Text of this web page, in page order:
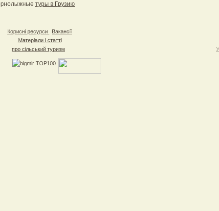
туры в Грузию
Корисні ресурси
Вакансії
Матеріали і статті
про сільський туризм